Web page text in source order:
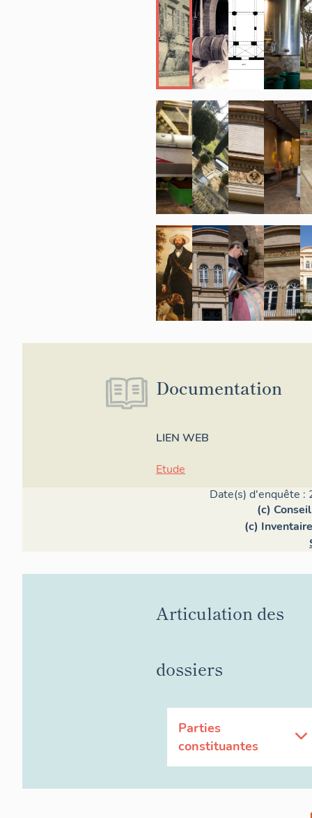
Documentation
LIEN WEB
Etude
Date(s) d'enquête :
(c)
(c)
Articulation des
dossiers
Parties
constituantes